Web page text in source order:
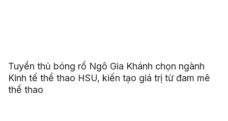
Tuyển thủ bóng rổ Ngô Gia Khánh chọn ngành
Kinh tế thể thao HSU, kiến tạo giá trị từ đam mê
thể thao